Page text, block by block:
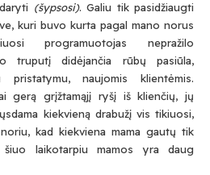
(šypsosi). Galiu tik pasidžiaugti
kuri buvo kurta pagal mano norus
programuotojas nepražilo
truputį didėjančia rūbų pasiūla,
naujomis klientėmis.
gerą grįžtamąjį ryšį iš klienčių, jų
kiekvieną drabužį vis tikiuosi,
kad kiekviena mama gautų tik
šiuo laikotarpiu mamos yra daug